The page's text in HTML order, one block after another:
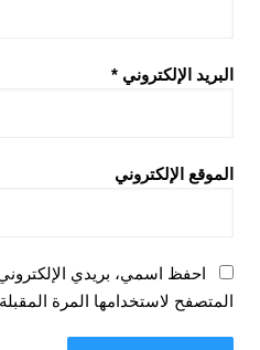
البريد الإلكتروني *
الموقع الإلكتروني
احفظ اسمي، بريدي
المتصفح لاستخدامها المرة